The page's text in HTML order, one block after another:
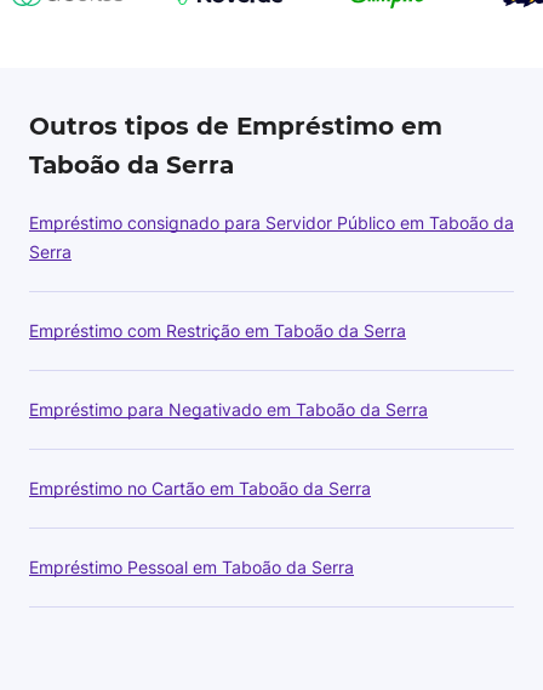
Outros tipos de Empréstimo em
Taboão da Serra
Empréstimo consignado para Servidor Público em Taboão da
Serra
Empréstimo com Restrição em Taboão da Serra
Empréstimo para Negativado em Taboão da Serra
Empréstimo no Cartão em Taboão da Serra
Empréstimo Pessoal em Taboão da Serra